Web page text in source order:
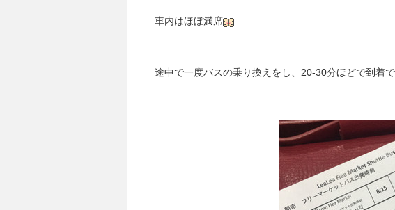
車内はほぼ満席
途中で一度バスの乗り換えをし、20-30分ほどで到着